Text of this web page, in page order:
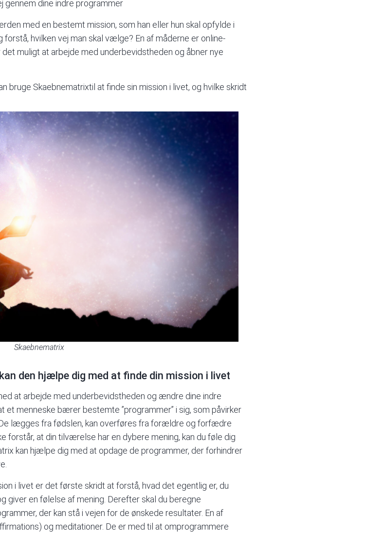
gennem dine indre programmer
med en bestemt mission, som han eller hun skal opfylde i
forstå, hvilken vej man skal vælge? En af måderne er online-
muligt at arbejde med underbevidstheden og åbner nye
bruge Skaebnematrixtil at finde sin mission i livet, og hvilke skridt
Skaebnematrix
den hjælpe dig med at finde din mission i livet
at arbejde med underbevidstheden og ændre dine indre
et menneske bærer bestemte ”programmer” i sig, som påvirker
lægges fra fødslen, kan overføres fra forældre og forfædre
forstår, at din tilværelse har en dybere mening, kan du føle dig
kan hjælpe dig med at opdage de programmer, der forhindrer
i livet er det første skridt at forstå, hvad det egentlig er, du
giver en følelse af mening. Derefter skal du beregne
der kan stå i vejen for de ønskede resultater. En af
) og meditationer. De er med til at omprogrammere